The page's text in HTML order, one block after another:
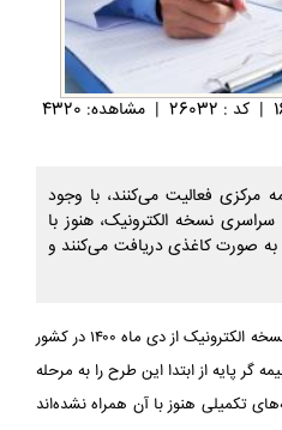
| کد : 26032 | مشاهده: 4320
مرکزی فعالیت می‌کنند، با وجود
نسخه الکترونیک، هنوز با
به صورت کاغذی دریافت می‌کنند و
به گزارش خبرنگار ایران پزشک، اجرای نسخه الکترونیک از دی ماه ۱۴۰۰ در کشور
گر پایه از ابتدا این طرح را به مرحله
تکمیلی هنوز با آن همراه نشده‌اند